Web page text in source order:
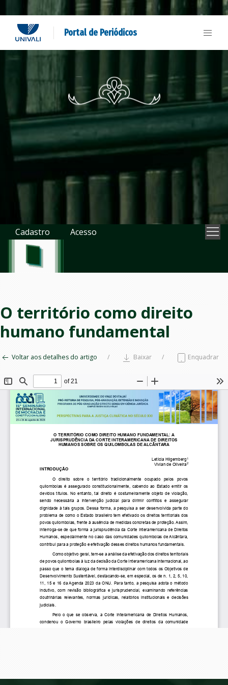
Portal de Periódicos
Cadastro Acesso
O território como direito
humano fundamental
Voltar aos detalhes do artigo Baixar Enquadrar